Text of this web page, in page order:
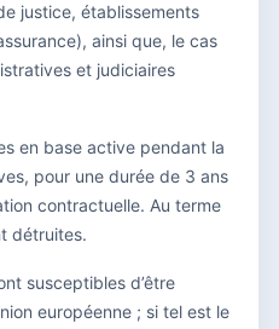
justice, établissements
ainsi que, le cas
et judiciaires
en base active pendant la
pour une durée de 3 ans
contractuelle. Au terme
détruites.
susceptibles d’être
européenne ; si tel est le